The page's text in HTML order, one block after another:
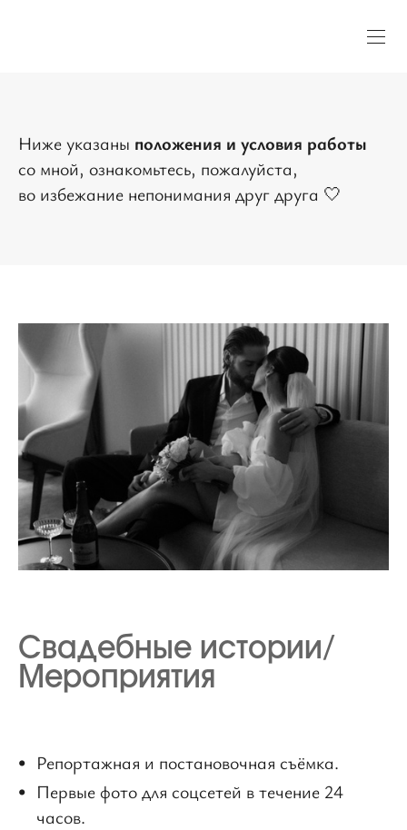
Ниже указаны положения и условия работы
со мной, ознакомьтесь, пожалуйста,
во избежание непонимания друг друга 🤍
Свадебные истории/
Мероприятия
Репортажная и постановочная съёмка.
Первые фото для соцсетей в течение 24
часов.